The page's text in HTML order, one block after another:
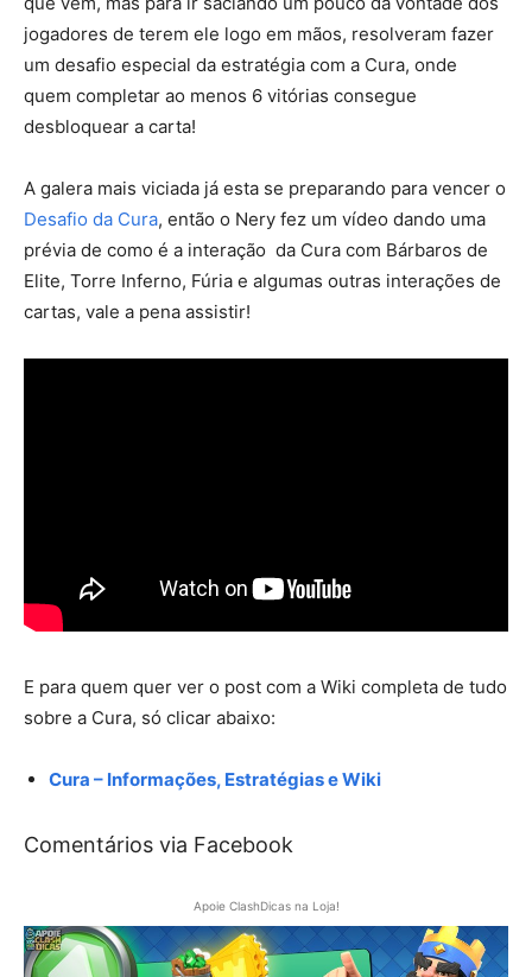
jogadores de terem ele logo em mãos, resolveram fazer
um desafio especial da estratégia com a Cura, onde
quem completar ao menos 6 vitórias consegue
desbloquear a carta!
A galera mais viciada já esta se preparando para vencer o
Desafio da Cura, então o Nery fez um vídeo dando uma
prévia de como é a interação da Cura com Bárbaros de
Elite, Torre Inferno, Fúria e algumas outras interações de
cartas, vale a pena assistir!
E para quem quer ver o post com a Wiki completa de tudo
sobre a Cura, só clicar abaixo:
Cura – Informações, Estratégias e Wiki
Comentários via Facebook
Apoie ClashDicas na Loja!